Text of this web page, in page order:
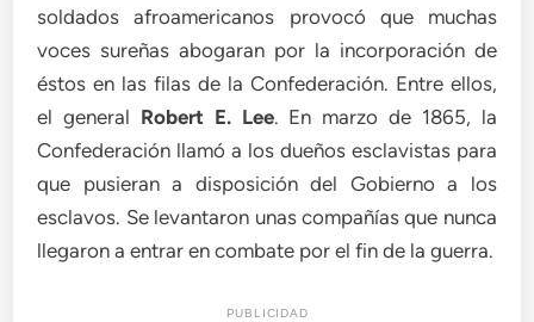
soldados afroamericanos provocó que muchas
voces sureñas abogaran por la incorporación de
éstos en las filas de la Confederación. Entre ellos,
el general Robert E. Lee. En marzo de 1865, la
Confederación llamó a los dueños esclavistas para
que pusieran a disposición del Gobierno a los
esclavos. Se levantaron unas compañías que nunca
llegaron a entrar en combate por el fin de la guerra.
PUBLICIDAD